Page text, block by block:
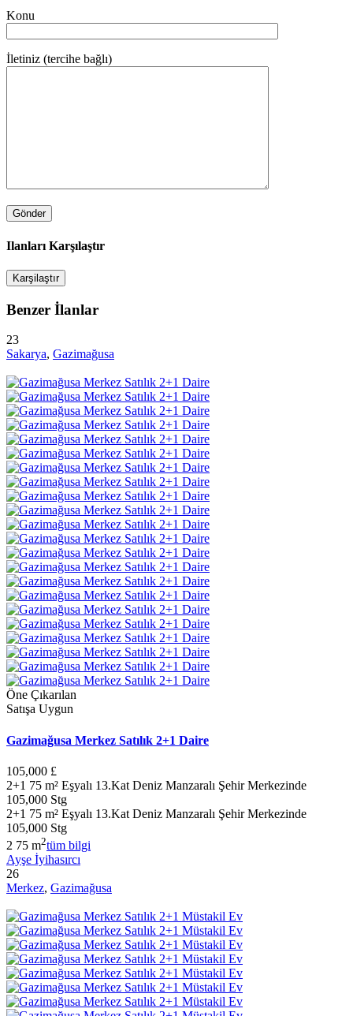
Konu
İletiniz (tercihe bağlı)
Ilanları Karşılaştır
Karşilaştır
Benzer İlanlar
23
Sakarya, Gazimağusa
Öne Çıkarılan
Satışa Uygun
Gazimağusa Merkez Satılık 2+1 Daire
105,000 £
2+1 75 m² Eşyalı 13.Kat Deniz Manzaralı Şehir Merkezinde
105,000 Stg
2+1 75 m² Eşyalı 13.Kat Deniz Manzaralı Şehir Merkezinde
105,000 Stg
2 75 m2tüm bilgi
Ayşe İyihasırcı
26
Merkez, Gazimağusa